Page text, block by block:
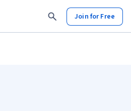
Join for Free